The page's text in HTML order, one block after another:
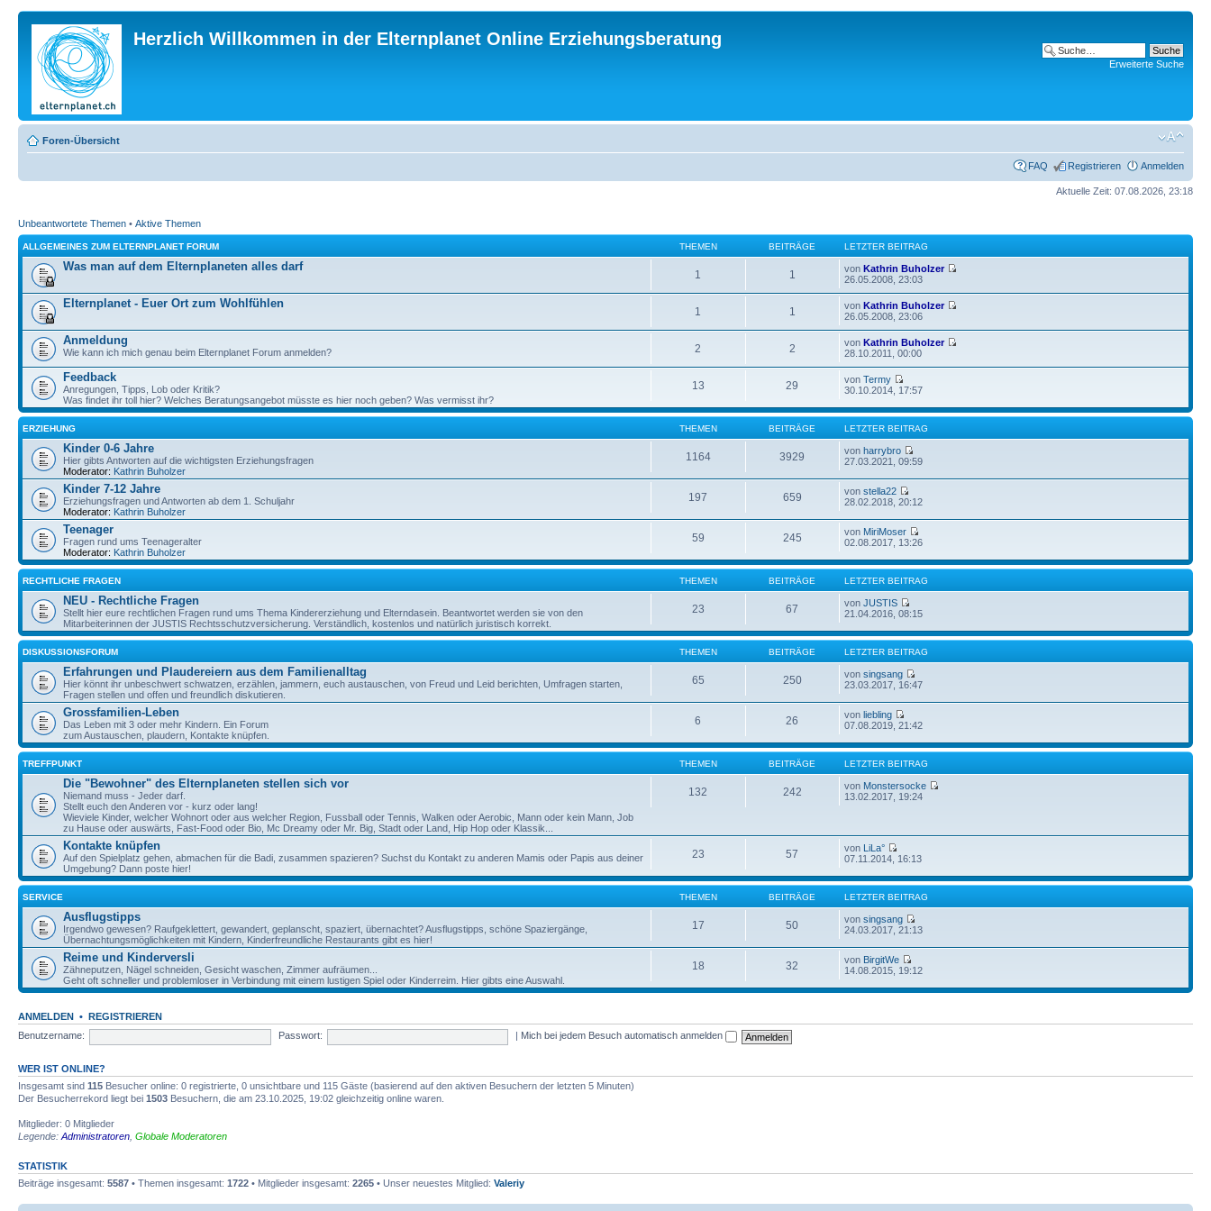
Herzlich Willkommen in der Elternplanet Online Erziehungsberatung
Erweiterte Suche
Foren-Übersicht
FAQ Registrieren Anmelden
Aktuelle Zeit: 07.08.2026, 23:18
Unbeantwortete Themen • Aktive Themen
ALLGEMEINES ZUM ELTERNPLANET FORUM THEMEN BEITRÄGE LETZTER BEITRAG
Was man auf dem Elternplaneten alles darf
1 1 vonKathrin Buholzer
26.05.2008, 23:03
Elternplanet - Euer Ort zum Wohlfühlen
1 1 vonKathrin Buholzer
26.05.2008, 23:06
Anmeldung
Wie kann ich mich genau beim Elternplanet Forum anmelden? 2 2 vonKathrin Buholzer
28.10.2011, 00:00
Feedback
Anregungen, Tipps, Lob oder Kritik?
Was findet ihr toll hier? Welches Beratungsangebot müsste es hier noch geben? Was vermisst ihr?
13 29 vonTermy
30.10.2014, 17:57
ERZIEHUNG THEMEN BEITRÄGE LETZTER BEITRAG
Kinder 0-6 Jahre
Hier gibts Antworten auf die wichtigsten Erziehungsfragen
Moderator: Kathrin Buholzer
1164 3929 vonharrybro
27.03.2021, 09:59
Kinder 7-12 Jahre
Erziehungsfragen und Antworten ab dem 1. Schuljahr
Moderator: Kathrin Buholzer
197 659 vonstella22
28.02.2018, 20:12
Teenager
Fragen rund ums Teenageralter
Moderator: Kathrin Buholzer
59 245 von MiriMoser
02.08.2017, 13:26
RECHTLICHE FRAGEN THEMEN BEITRÄGE LETZTER BEITRAG
NEU - Rechtliche Fragen
Stellt hier eure rechtlichen Fragen rund ums Thema Kindererziehung und Elterndasein. Beantwortet werden sie von den
Mitarbeiterinnen der JUSTIS Rechtsschutzversicherung. Verständlich, kostenlos und natürlich juristisch korrekt.
23 67 vonJUSTIS
21.04.2016, 08:15
DISKUSSIONSFORUM THEMEN BEITRÄGE LETZTER BEITRAG
Erfahrungen und Plaudereiern aus dem Familienalltag
Hier könnt ihr unbeschwert schwatzen, erzählen, jammern, euch austauschen, von Freud und Leid berichten, Umfragen starten,
Fragen stellen und offen und freundlich diskutieren.
65 250 vonsingsang
23.03.2017, 16:47
Grossfamilien-Leben
Das Leben mit 3 oder mehr Kindern. Ein Forum
zum Austauschen, plaudern, Kontakte knüpfen.
6 26 vonliebling
07.08.2019, 21:42
TREFFPUNKT THEMEN BEITRÄGE LETZTER BEITRAG
Die "Bewohner" des Elternplaneten stellen sich vor
Niemand muss - Jeder darf.
Stellt euch den Anderen vor - kurz oder lang!
Wieviele Kinder, welcher Wohnort oder aus welcher Region, Fussball oder Tennis, Walken oder Aerobic, Mann oder kein Mann, Job
zu Hause oder auswärts, Fast-Food oder Bio, Mc Dreamy oder Mr. Big, Stadt oder Land, Hip Hop oder Klassik...
132 242 von Monstersocke
13.02.2017, 19:24
Kontakte knüpfen
Auf den Spielplatz gehen, abmachen für die Badi, zusammen spazieren? Suchst du Kontakt zu anderen Mamis oder Papis aus deiner
Umgebung? Dann poste hier!
23 57 von LiLa°
07.11.2014, 16:13
SERVICE THEMEN BEITRÄGE LETZTER BEITRAG
Ausflugstipps
Irgendwo gewesen? Raufgeklettert, gewandert, geplanscht, spaziert, übernachtet? Ausflugstipps, schöne Spaziergänge,
Übernachtungsmöglichkeiten mit Kindern, Kinderfreundliche Restaurants gibt es hier!
17 50 vonsingsang
24.03.2017, 21:13
Reime und Kinderversli
Zähneputzen, Nägel schneiden, Gesicht waschen, Zimmer aufräumen...
Geht oft schneller und problemloser in Verbindung mit einem lustigen Spiel oder Kinderreim. Hier gibts eine Auswahl.
18 32 von BirgitWe
14.08.2015, 19:12
ANMELDEN • REGISTRIEREN
Benutzername:
Passwort: Mich bei jedem Besuch automatisch anmelden
WER IST ONLINE?
Insgesamt sind 115 Besucher online: 0 registrierte, 0 unsichtbare und 115 Gäste (basierend auf den aktiven Besuchern der letzten 5 Minuten)
Der Besucherrekord liegt bei 1503 Besuchern, die am 23.10.2025, 19:02 gleichzeitig online waren.
Mitglieder: 0 Mitglieder
Legende: Administratoren Globale Moderatoren
STATISTIK
Beiträge insgesamt: 5587 • Themen insgesamt: 1722 • Mitglieder insgesamt: 2265 • Unser neuestes Mitglied: Valeriy